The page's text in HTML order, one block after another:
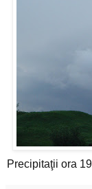
Precipitaţii ora